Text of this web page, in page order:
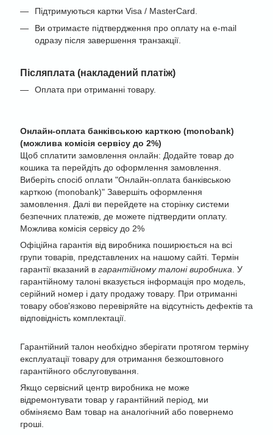
Підтримуються картки Visa / MasterCard.
Ви отримаєте підтвердження про оплату на e-mail
одразу після завершення транзакції.
Післяплата (накладений платіж)
Оплата при отриманні товару.
Онлайн-оплата банківською карткою (monobank)
(можлива комісія сервісу до 2%)
Щоб сплатити замовлення онлайн: Додайте товар до
кошика та перейдіть до оформлення замовлення.
Виберіть спосіб оплати "Онлайн-оплата банківською
карткою (monobank)" Завершіть оформлення
замовлення. Далі ви перейдете на сторінку системи
безпечних платежів, де можете підтвердити оплату.
Можлива комісія сервісу до 2%
Офіційна гарантія від виробника поширюється на всі
групи товарів, представлених на нашому сайті. Термін
гарантії вказаний в гарантійному талоні виробника. У
гарантійному талоні вказується інформація про модель,
серійний номер і дату продажу товару. При отриманні
товару обов'язково перевіряйте на відсутність дефектів та
відповідність комплектації.
Гарантійний талон необхідно зберігати протягом терміну
експлуатації товару для отримання безкоштовного
гарантійного обслуговування.
Якщо сервісний центр виробника не може
відремонтувати товар у гарантійний період, ми
обміняємо Вам товар на аналогічний або повернемо
гроші.